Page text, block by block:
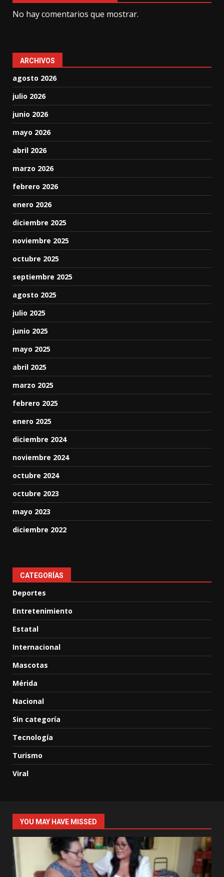
No hay comentarios que mostrar.
ARCHIVOS
agosto 2026
julio 2026
junio 2026
mayo 2026
abril 2026
marzo 2026
febrero 2026
enero 2026
diciembre 2025
noviembre 2025
octubre 2025
septiembre 2025
agosto 2025
julio 2025
junio 2025
mayo 2025
abril 2025
marzo 2025
febrero 2025
enero 2025
diciembre 2024
noviembre 2024
octubre 2024
octubre 2023
mayo 2023
diciembre 2022
CATEGORÍAS
Deportes
Entretenimiento
Estatal
Internacional
Mascotas
Mérida
Nacional
Sin categoría
Tecnología
Turismo
Viral
YOU MAY HAVE MISSED